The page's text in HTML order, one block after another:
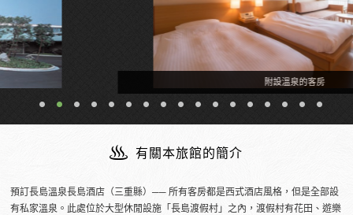
有關本旅館的簡介
預訂長島溫泉長島酒店（三重縣）── 所有客房都是西式酒店風格，但是全部設
有私家溫泉。此處位於大型休閒設施「長島渡假村」之內，渡假村有花田、遊樂